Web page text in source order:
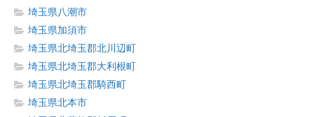
埼玉県八潮市
埼玉県加須市
埼玉県北埼玉郡北川辺町
埼玉県北埼玉郡大利根町
埼玉県北埼玉郡騎西町
埼玉県北本市